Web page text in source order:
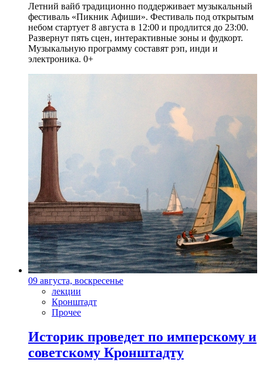
Летний вайб традиционно поддерживает музыкальный
фестиваль «Пикник Афиши». Фестиваль под открытым
небом стартует 8 августа в 12:00 и продлится до 23:00.
Развернут пять сцен, интерактивные зоны и фудкорт.
Музыкальную программу составят рэп, инди и
электроника. 0+
09 августа, воскресенье
лекции
Кронштадт
Прочее
Историк проведет по имперскому и
советскому Кронштадту